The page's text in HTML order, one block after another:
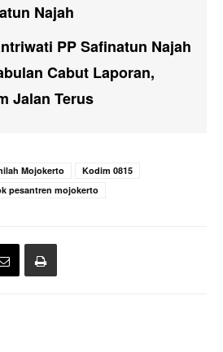
Najah
PP Safinatun Najah
Cabut Laporan,
Jalan Terus
Mojokerto
Kodim 0815
pesantren mojokerto